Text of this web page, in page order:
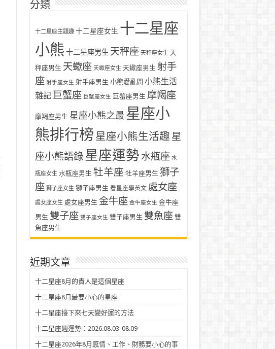
分類
十二星座主題趣 十二星座女生 十二星座
小熊 十二星座男生 天秤座 天秤座女生 天
秤座男生 天蠍座 天蠍座女生 天蠍座男生 射手
座 射手座女生 射手座男生 小熊愛亂問 小熊生活
雜記 巨蟹座 巨蟹座女生 巨蟹座男生 摩羯座
摩羯座男生 星座小熊之最 星座小
熊排行榜 星座小熊生活趣 星
座小熊語錄星座運勢 水瓶座 水
瓶座女生 水瓶座男生 牡羊座 牡羊座男生 獅子
座 獅子座女生 獅子座男生 看星座學英文 處女座
處女座女生 處女座男生 金牛座 金牛座女生 金牛座
男生 雙子座 雙子座女生 雙子座男生 雙魚座 雙
魚座男生
近期文章
十二星座8月的貴人是這個星座
十二星座8月最要小心的星座
十二星座接下來七天變好運的方法
十二星座週運勢：2026.08.03-08.09
十二星座2026年8月感情、工作、財務要小心的事